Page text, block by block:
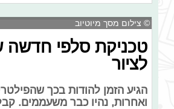
© צילום מסך מיוטיוב
טכניקת סלפי חדשה
לציור
הגיע הזמן להודות בכך
ואחרות, נהיו כבר משעממים.